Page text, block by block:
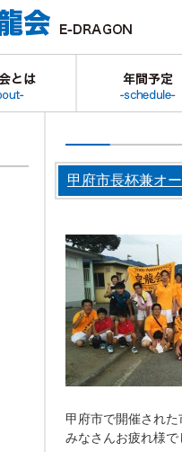
甲府市長杯兼オ
甲府市で開催され